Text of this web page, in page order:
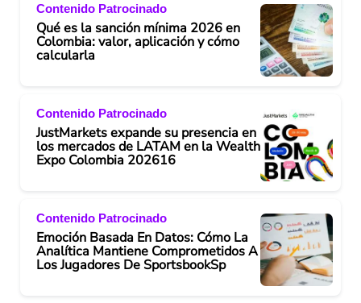
Contenido Patrocinado
Qué es la sanción mínima 2026 en
Colombia: valor, aplicación y cómo
calcularla
Contenido Patrocinado
JustMarkets expande su presencia en
los mercados de LATAM en la Wealth
Expo Colombia 202616
Contenido Patrocinado
Emoción Basada En Datos: Cómo La
Analítica Mantiene Comprometidos A
Los Jugadores De SportsbookSp